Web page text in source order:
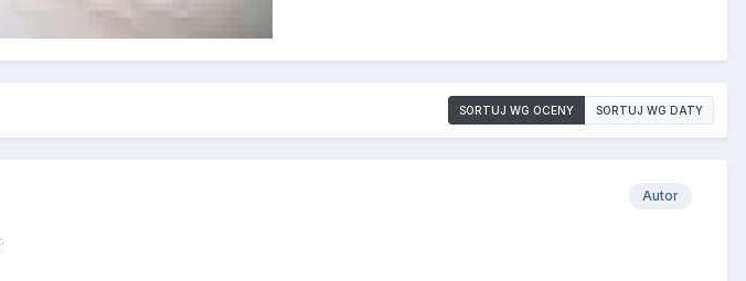
SORTUJ WG OCENY SORTUJ WG DATY
Autor